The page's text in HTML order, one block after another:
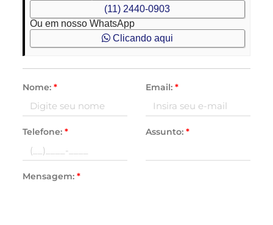
(11) 2440-0903
Ou em nosso WhatsApp
Clicando aqui
Nome: * Email: *
Telefone: * Assunto: *
Mensagem: *